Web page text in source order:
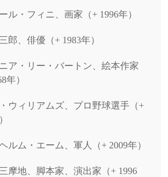
ル・フィニ、画家（+ 1996年）
郎、俳優（+ 1983年）
ア・リー・バートン、絵本作家
年）
ウィリアムズ、プロ野球選手（+
ルム・エーム、軍人（+ 2009年）
摩地、脚本家、演出家（+ 1996